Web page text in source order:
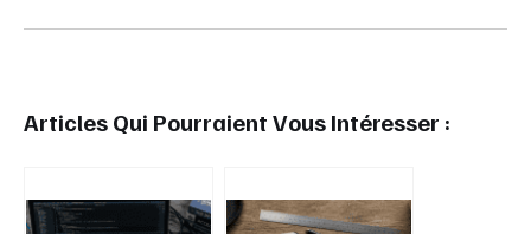
Articles Qui Pourraient Vous Intéresser :